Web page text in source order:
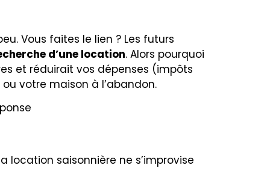
Vous faites le lien ? Les futurs
d’une location. Alors pourquoi
et réduirait vos dépenses (impôts
votre maison à l’abandon.
location saisonnière ne s’improvise